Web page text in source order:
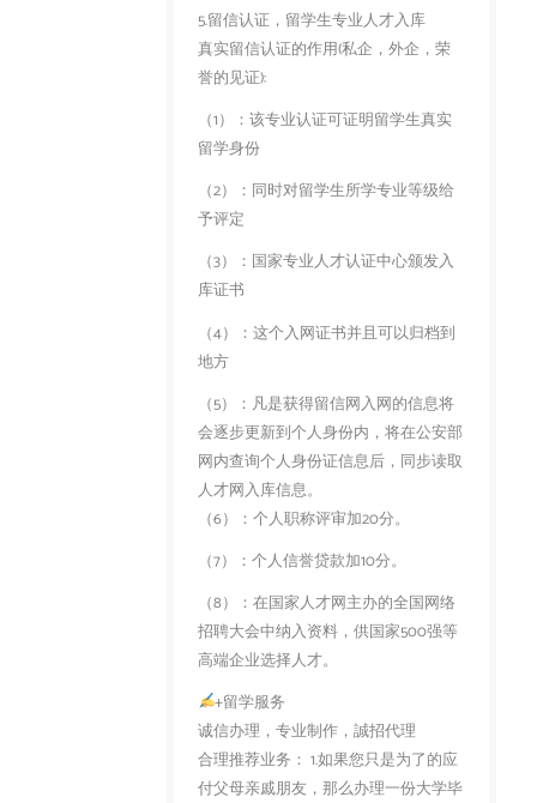
5.留信认证，留学生专业人才入库
真实留信认证的作用(私企，外企，荣
誉的见证):
（1）：该专业认证可证明留学生真实
留学身份
（2）：同时对留学生所学专业等级给
予评定
（3）：国家专业人才认证中心颁发入
库证书
（4）：这个入网证书并且可以归档到
地方
（5）：凡是获得留信网入网的信息将
会逐步更新到个人身份内，将在公安部
网内查询个人身份证信息后，同步读取
人才网入库信息。
（6）：个人职称评审加20分。
（7）：个人信誉贷款加10分。
（8）：在国家人才网主办的全国网络
招聘大会中纳入资料，供国家500强等
高端企业选择人才。
+留学服务
诚信办理，专业制作，誠招代理
合理推荐业务： 1.如果您只是为了的应
付父母亲戚朋友，那么办理一份大学毕